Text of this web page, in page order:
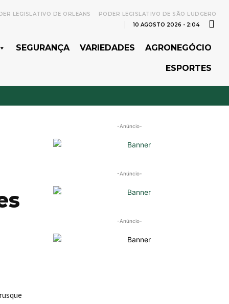
LEGISLATIVO DE ORLEANS
PODER LEGISLATIVO DE SÃO LUDGERO
10 AGOSTO 2026 - 2:04
SEGURANÇA VARIEDADES AGRONEGÓCIO
ESPORTES
-Anúncio-
-Anúncio-
-Anúncio-